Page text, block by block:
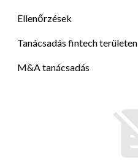
Ellenőrzések
Tanácsadás fintech területen
M&A tanácsadás